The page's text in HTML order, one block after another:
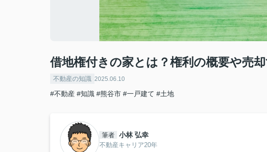
借地権付きの家とは？権利の概要や売
不動産の知識 2025.06.10
#不動産 #知識 #熊谷市 #一戸建て #土地
筆者 小林 弘幸
不動産キャリア20年